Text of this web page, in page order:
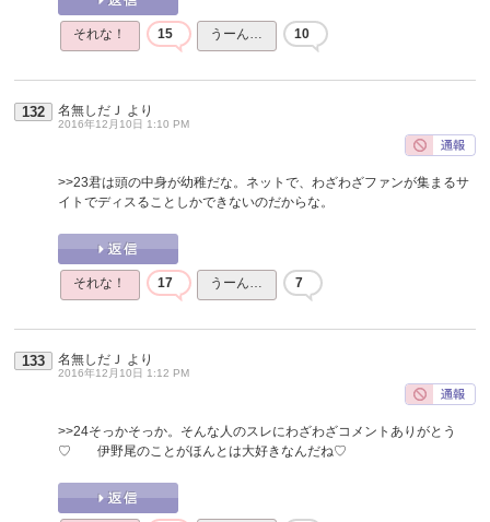
それな！ 15 うーん… 10
132 名無しだＪ より
2016年12月10日 1:10 PM
>>23君は頭の中身が幼稚だな。ネットで、わざわざファンが集まるサ
イトでディスることしかできないのだからな。
それな！ 17 うーん… 7
133 名無しだＪ より
2016年12月10日 1:12 PM
>>24そっかそっか。そんな人のスレにわざわざコメントありがとう
♡ 伊野尾のことがほんとは大好きなんだね♡